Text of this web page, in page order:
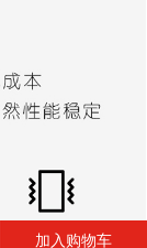
加入购物车